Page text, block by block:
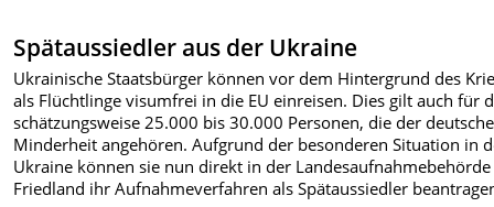
Spätaussiedler aus der Ukraine
Ukrainische Staatsbürger können vor dem Hintergrund des
als Flüchtlinge visumfrei in die EU einreisen. Dies gilt auch für
schätzungsweise 25.000 bis 30.000 Personen, die der
Minderheit angehören. Aufgrund der besonderen Situation in
Ukraine können sie nun direkt in der
Friedland ihr Aufnahmeverfahren als Spätaussiedler